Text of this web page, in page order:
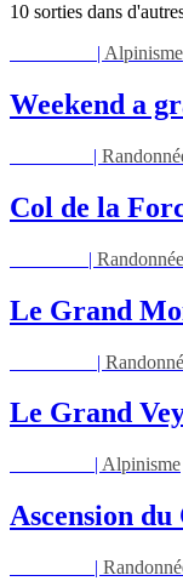
10 sorties dans
| Alpinisme
Weekend a
|
Col de la
|
Le Grand
|
Le Grand
| Alpinisme
Ascension
|